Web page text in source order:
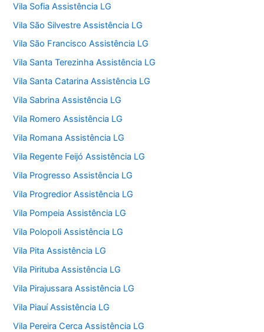
Vila Sofia Assistência LG
Vila São Silvestre Assistência LG
Vila São Francisco Assistência LG
Vila Santa Terezinha Assistência LG
Vila Santa Catarina Assistência LG
Vila Sabrina Assistência LG
Vila Romero Assistência LG
Vila Romana Assistência LG
Vila Regente Feijó Assistência LG
Vila Progresso Assistência LG
Vila Progredior Assistência LG
Vila Pompeia Assistência LG
Vila Polopoli Assistência LG
Vila Pita Assistência LG
Vila Pirituba Assistência LG
Vila Pirajussara Assistência LG
Vila Piauí Assistência LG
Vila Pereira Cerca Assistência LG